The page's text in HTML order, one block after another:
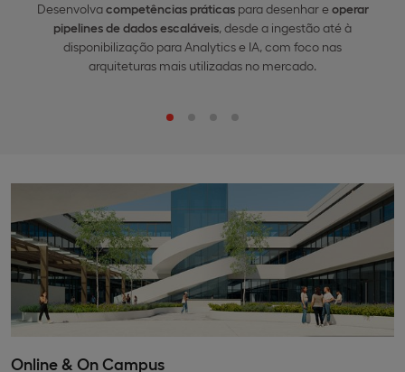
Desenvolvacompetências práticaspara desenhar e operar
pipelines de dados escaláveis, desde a ingestão até à
disponibilização para Analytics e IA, com foco nas
arquiteturas mais utilizadas no mercado.
Online & On Campus